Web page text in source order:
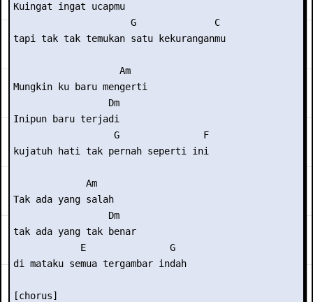
Kuingat ingat ucapmu
                     G              C
tapi tak tak temukan satu kekuranganmu
                   Am
Mungkin ku baru mengerti
                 Dm
Inipun baru terjadi
                  G               F
kujatuh hati tak pernah seperti ini
             Am
Tak ada yang salah
                 Dm
tak ada yang tak benar
            E               G
di mataku semua tergambar indah
[chorus]